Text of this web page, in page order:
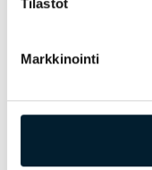
Tilastot
Markkinointi
Bondatan
Innolink Staff
05.08.2026